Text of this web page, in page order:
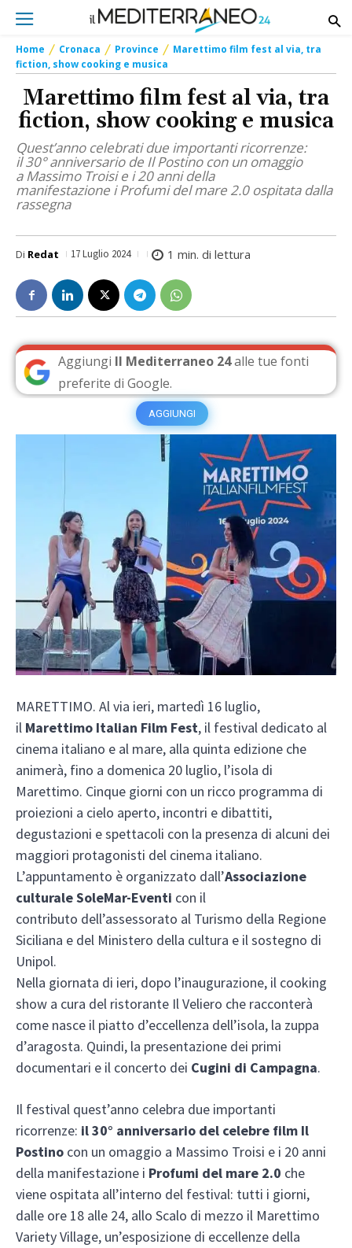
Home Cronaca Province
Marettimo film fest al via, tra
fiction, show cooking e musica
Marettimo film fest al via, tra
fiction, show cooking e musica
Quest’anno celebrati due importanti ricorrenze:
il 30° anniversario de Il Postino con un omaggio
a Massimo Troisi e i 20 anni della
manifestazione i Profumi del mare 2.0 ospitata dalla
rassegna
Di Redat 17 Luglio 2024 1 min. di lettura
Aggiungi Il Mediterraneo 24alle tue fonti
preferite di Google.
AGGIUNGI
MARETTIMO. Al via ieri, martedì 16 luglio,
il Marettimo Italian Film Fest, il festival dedicato al
cinema italiano e al mare, alla quinta edizione che
animerà, fino a domenica 20 luglio, l’isola di
Marettimo. Cinque giorni con un ricco programma di
proiezioni a cielo aperto, incontri e dibattiti,
degustazioni e spettacoli con la presenza di alcuni dei
maggiori protagonisti del cinema italiano.
L’appuntamento è organizzato dall’Associazione
culturale SoleMar-Eventi con il
contributo dell’assessorato al Turismo della Regione
Siciliana e del Ministero della cultura e il sostegno di
Unipol.
Nella giornata di ieri, dopo l’inaugurazione, il cooking
show a cura del ristorante Il Veliero che racconterà
come nasce il piatto d’eccellenza dell’isola, la zuppa
d’aragosta. Quindi, la presentazione dei primi
documentari e il concerto dei Cugini di Campagna.
Il festival quest’anno celebra due importanti
ricorrenze: il 30° anniversario del celebre film Il
Postino con un omaggio a Massimo Troisi e i 20 anni
della manifestazione i Profumi del mare 2.0 che
viene ospitata all’interno del festival: tutti i giorni,
dalle ore 18 alle 24, allo Scalo di mezzo il Marettimo
Variety Village, un’esposizione di eccellenze della